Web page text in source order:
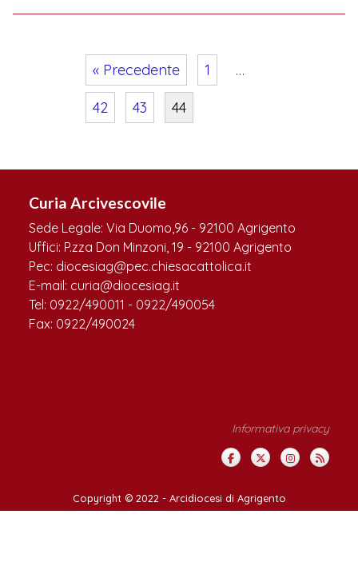
« Precedente 1 …
42 43 44
Curia Arcivescovile
Sede Legale: Via Duomo,96 - 92100 Agrigento
Uffici: P.zza Don Minzoni, 19 - 92100 Agrigento
Pec: diocesiag@pec.chiesacattolica.it
E-mail: curia@diocesiag.it
Tel: 0922/490011 - 0922/490054
Fax: 0922/490024
Informativa privacy
Copyright © 2022 - Arcidiocesi di Agrigento